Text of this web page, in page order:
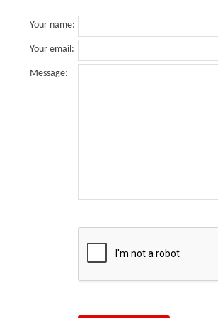
Your name:
Your email:
Message: